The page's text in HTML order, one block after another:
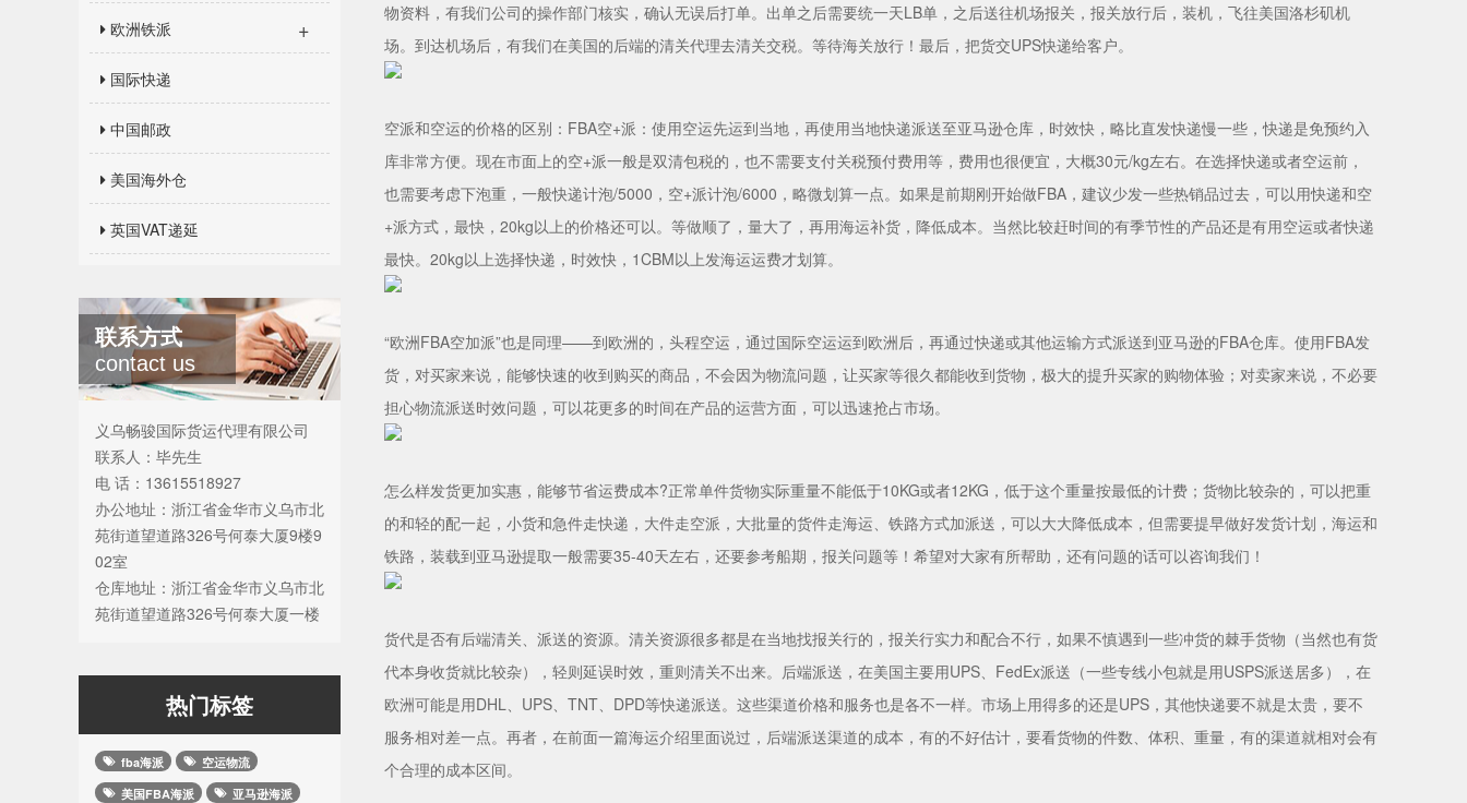
欧洲铁派 +
国际快递
中国邮政
美国海外仓
英国VAT递延
联系方式
contact us
义乌畅骏国际货运代理有限公司
联系人：毕先生
电 话：13615518927
办公地址：浙江省金华市义乌市北
苑街道望道路326号何泰大厦9楼9
02室
仓库地址：浙江省金华市义乌市北
苑街道望道路326号何泰大厦一楼
热门标签
fba海派
空运物流
美国FBA海派
亚马逊海派
物资料，有我们公司的操作部门核实，确认无误后打单。出单之后需要统一天LB单，之后送往机场报关，报关放行后，装机，飞往美国洛杉矶机
场。到达机场后，有我们在美国的后端的清关代理去清关交税。等待海关放行！最后，把货交UPS快递给客户。
空派和空运的价格的区别：FBA空+派：使用空运先运到当地，再使用当地快递派送至亚马逊仓库，时效快，略比直发快递慢一些，快递是免预约入
库非常方便。现在市面上的空+派一般是双清包税的，也不需要支付关税预付费用等，费用也很便宜，大概30元/kg左右。在选择快递或者空运前，
也需要考虑下泡重，一般快递计泡/5000，空+派计泡/6000，略微划算一点。如果是前期刚开始做FBA，建议少发一些热销品过去，可以用快递和空
+派方式，最快，20kg以上的价格还可以。等做顺了，量大了，再用海运补货，降低成本。当然比较赶时间的有季节性的产品还是有用空运或者快递
最快。20kg以上选择快递，时效快，1CBM以上发海运运费才划算。
“欧洲FBA空加派”也是同理——到欧洲的，头程空运，通过国际空运运到欧洲后，再通过快递或其他运输方式派送到亚马逊的FBA仓库。使用FBA发
货，对买家来说，能够快速的收到购买的商品，不会因为物流问题，让买家等很久都能收到货物，极大的提升买家的购物体验；对卖家来说，不必要
担心物流派送时效问题，可以花更多的时间在产品的运营方面，可以迅速抢占市场。
怎么样发货更加实惠，能够节省运费成本?正常单件货物实际重量不能低于10KG或者12KG，低于这个重量按最低的计费；货物比较杂的，可以把重
的和轻的配一起，小货和急件走快递，大件走空派，大批量的货件走海运、铁路方式加派送，可以大大降低成本，但需要提早做好发货计划，海运和
铁路，装载到亚马逊提取一般需要35-40天左右，还要参考船期，报关问题等！希望对大家有所帮助，还有问题的话可以咨询我们！
货代是否有后端清关、派送的资源。清关资源很多都是在当地找报关行的，报关行实力和配合不行，如果不慎遇到一些冲货的棘手货物（当然也有货
代本身收货就比较杂），轻则延误时效，重则清关不出来。后端派送，在美国主要用UPS、FedEx派送（一些专线小包就是用USPS派送居多），在
欧洲可能是用DHL、UPS、TNT、DPD等快递派送。这些渠道价格和服务也是各不一样。市场上用得多的还是UPS，其他快递要不就是太贵，要不
服务相对差一点。再者，在前面一篇海运介绍里面说过，后端派送渠道的成本，有的不好估计，要看货物的件数、体积、重量，有的渠道就相对会有
个合理的成本区间。